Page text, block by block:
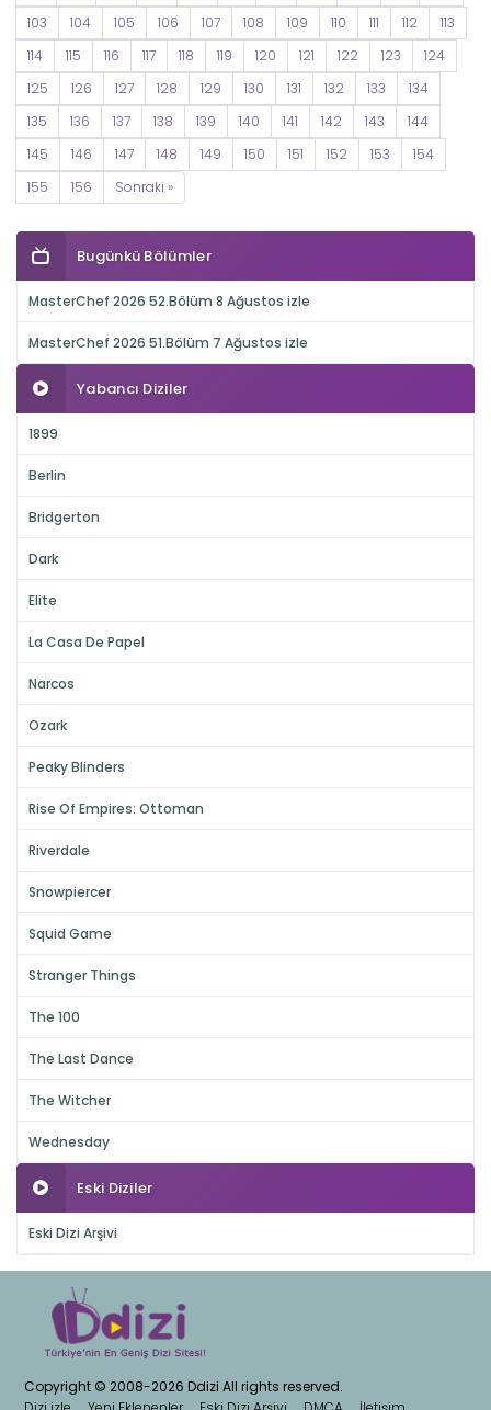
103
104 105 106 107 108 109 110 111 112
113
114
115 116 117 118 119 120 121 122 123
124
125
126 127 128 129 130 131 132 133
134
135
136 137 138 139 140 141 142 143
144
145
146 147 148 149 150 151 152 153
154
155
156 Sonraki »
Bugünkü Bölümler
MasterChef 2026 52.Bölüm 8 Ağustos izle
MasterChef 2026 51.Bölüm 7 Ağustos izle
Yabancı Diziler
1899
Berlin
Bridgerton
Dark
Elite
La Casa De Papel
Narcos
Ozark
Peaky Blinders
Rise Of Empires: Ottoman
Riverdale
Snowpiercer
Squid Game
Stranger Things
The 100
The Last Dance
The Witcher
Wednesday
Eski Diziler
Eski Dizi Arşivi
Copyright © 2008-2026 Ddizi All rights reserved.